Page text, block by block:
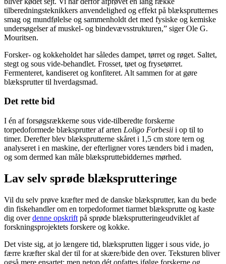
tilberedningsteknikkers anvendelighed og effekt på blæksprutternes
smag og mundfølelse og sammenholdt det med fysiske og kemiske
undersøgelser af muskel- og bindevævsstrukturen,” siger Ole G.
Mouritsen.
Forsker- og kokkeholdet har således dampet, tørret og røget. Saltet,
stegt og sous vide-behandlet. Frosset, tøet og frysetørret.
Fermenteret, kandiseret og konfiteret. Alt sammen for at gøre
blæksprutter til hverdagsmad.
Det rette bid
I én af forsøgsrækkerne sous vide-tilberedte forskerne
torpedoformede blæksprutter af arten Loligo Forbesii i op til to
timer. Derefter blev blæksprutterne skåret i 1,5 cm store tern og
analyseret i en maskine, der efterligner vores tænders bid i maden,
og som dermed kan måle blækspruttebiddernes mørhed.
Lav selv sprøde blæksprutteringe
Vil du selv prøve kræfter med de danske blæksprutter, kan du bede
din fiskehandler om en torpedoformet tiarmet blæksprutte og kaste
dig overdenne opskrift på sprøde blæksprutteringeudviklet af
forskningsprojektets forskere og kokke.
Det viste sig, at jo længere tid, blæksprutten ligger i sous vide, jo
færre kræfter skal der til for at skære/bide den over. Teksturen bliver
også mere ensartet; men netop dét opfattes ifølge forskerne og